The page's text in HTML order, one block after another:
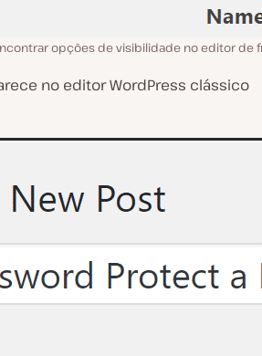
opções de visibilidade no editor de
no editor WordPress clássico